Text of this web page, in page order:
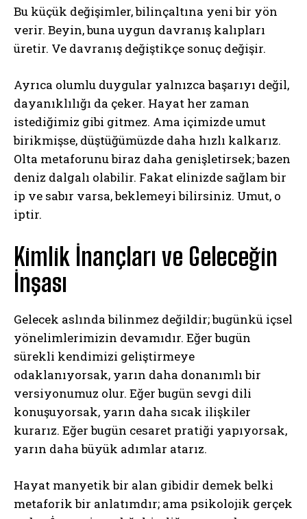
Bu küçük değişimler, bilinçaltına yeni bir yön
verir. Beyin, buna uygun davranış kalıpları
üretir. Ve davranış değiştikçe sonuç değişir.
Ayrıca olumlu duygular yalnızca başarıyı değil,
dayanıklılığı da çeker. Hayat her zaman
istediğimiz gibi gitmez. Ama içimizde umut
birikmişse, düştüğümüzde daha hızlı kalkarız.
Olta metaforunu biraz daha genişletirsek; bazen
deniz dalgalı olabilir. Fakat elinizde sağlam bir
ip ve sabır varsa, beklemeyi bilirsiniz. Umut, o
iptir.
Kimlik İnançları ve Geleceğin
İnşası
Gelecek aslında bilinmez değildir; bugünkü içsel
yönelimlerimizin devamıdır. Eğer bugün
sürekli kendimizi geliştirmeye
odaklanıyorsak, yarın daha donanımlı bir
versiyonumuz olur. Eğer bugün sevgi dili
konuşuyorsak, yarın daha sıcak ilişkiler
kurarız. Eğer bugün cesaret pratiği yapıyorsak,
yarın daha büyük adımlar atarız.
Hayat manyetik bir alan gibidir demek belki
metaforik bir anlatımdır; ama psikolojik gerçek